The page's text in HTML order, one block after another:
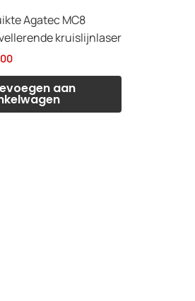
Agatec MC8
kruislijnlaser
aan